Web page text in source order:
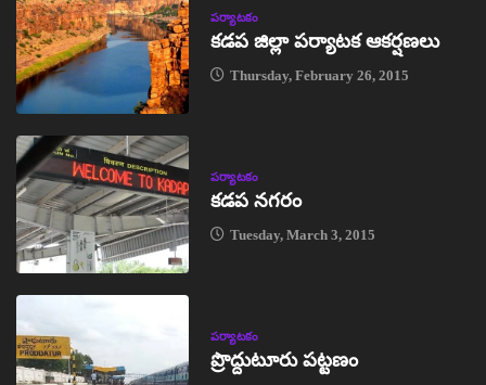
పర్యాటకం
కడప జిల్లా పర్యాటక ఆకర్షణలు
Thursday, February 26, 2015
పర్యాటకం
కడప నగరం
Tuesday, March 3, 2015
పర్యాటకం
ప్రొద్దుటూరు పట్టణం